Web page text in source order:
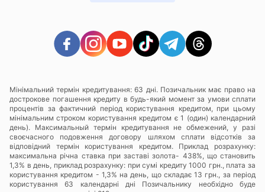
Мінімальний термін кредитування: 63 дні. Позичальник має право на
дострокове погашення кредиту в будь-який момент за умови сплати
процентів за фактичний період користування кредитом, при цьому
мінімальним строком користування кредитом є 1 (один) календарний
день). Максимальный термін кредитування не обмежений, у разі
своєчасного подовження договору шляхом сплати відсотків за
відповідний термін користування кредитом. Приклад розрахунку:
максимальна річна ставка при заставі золота- 438%, що становить
1,3% в день, приклад розрахунку: при сумі кредиту 1000 грн., плата за
користування кредитом - 1,3% на день, що складає 13 грн., за період
користування 63 календарні дні Позичальнику необхідно буде